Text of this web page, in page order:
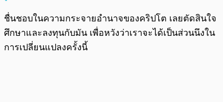
ชื่นชอบในความกระจายอำนาจของคริปโต เลยตัดสินใจ
ศึกษาและลงทุนกับมัน เพื่อหวังว่าเราจะได้เป็นส่วนนึงใน
การเปลี่ยนแปลงครั้งนี้